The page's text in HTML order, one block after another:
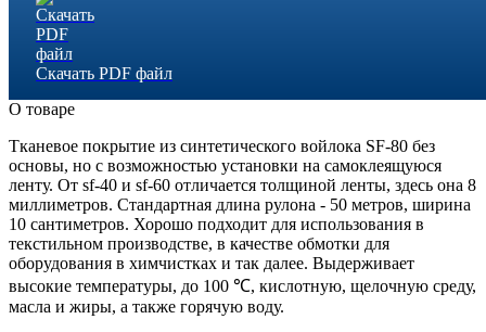
Скачать PDF файл
О товаре
Тканевое покрытие из синтетического войлока SF-80 без
основы, но с возможностью установки на самоклеящуюся
ленту. От sf-40 и sf-60 отличается толщиной ленты, здесь она 8
миллиметров. Стандартная длина рулона - 50 метров, ширина
10 сантиметров. Хорошо подходит для использования в
текстильном производстве, в качестве обмотки для
оборудования в химчистках и так далее. Выдерживает
высокие температуры, до 100 ℃, кислотную, щелочную среду,
масла и жиры, а также горячую воду.